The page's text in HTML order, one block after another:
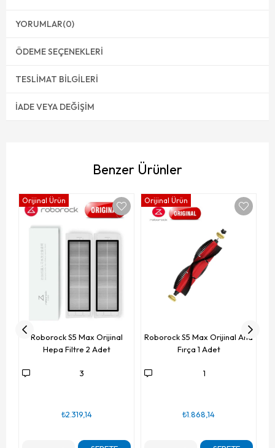
YORUMLAR(0)
ÖDEME SEÇENEKLERI
TESLIMAT BILGILERI
İADE VEYA DEĞIŞIM
Benzer Ürünler
Roborock S5 Max Orijinal
Hepa Filtre 2 Adet
3
₺2.319,14
Orijinal Ürün
Roborock S5 Max Orijinal Ana
Fırça 1 Adet
1
₺1.868,14
Orijinal Ürün